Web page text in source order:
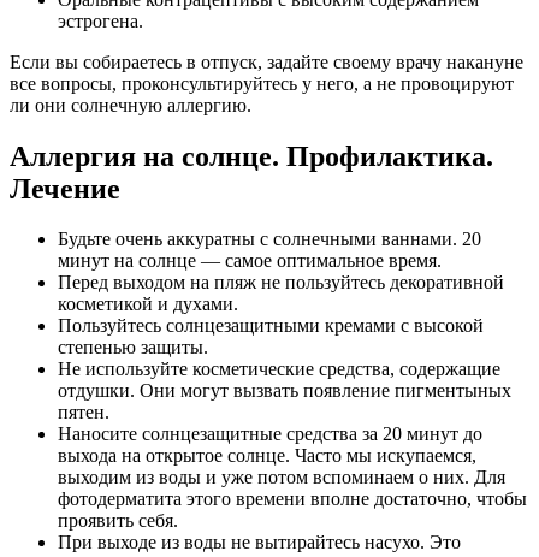
эстрогена.
Если вы собираетесь в отпуск, задайте своему врачу накануне
все вопросы, проконсультируйтесь у него, а не провоцируют
ли они солнечную аллергию.
Аллергия на солнце. Профилактика.
Лечение
Будьте очень аккуратны с солнечными ваннами. 20
минут на солнце — самое оптимальное время.
Перед выходом на пляж не пользуйтесь декоративной
косметикой и духами.
Пользуйтесь солнцезащитными кремами с высокой
степенью защиты.
Не используйте косметические средства, содержащие
отдушки. Они могут вызвать появление пигментыных
пятен.
Наносите солнцезащитные средства за 20 минут до
выхода на открытое солнце. Часто мы искупаемся,
выходим из воды и уже потом вспоминаем о них. Для
фотодерматита этого времени вполне достаточно, чтобы
проявить себя.
При выходе из воды не вытирайтесь насухо. Это